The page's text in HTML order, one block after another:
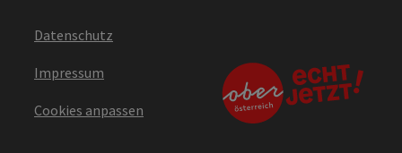
Datenschutz
Impressum
Cookies anpassen